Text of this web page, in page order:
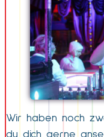
Wir haben noch
du dich gerne